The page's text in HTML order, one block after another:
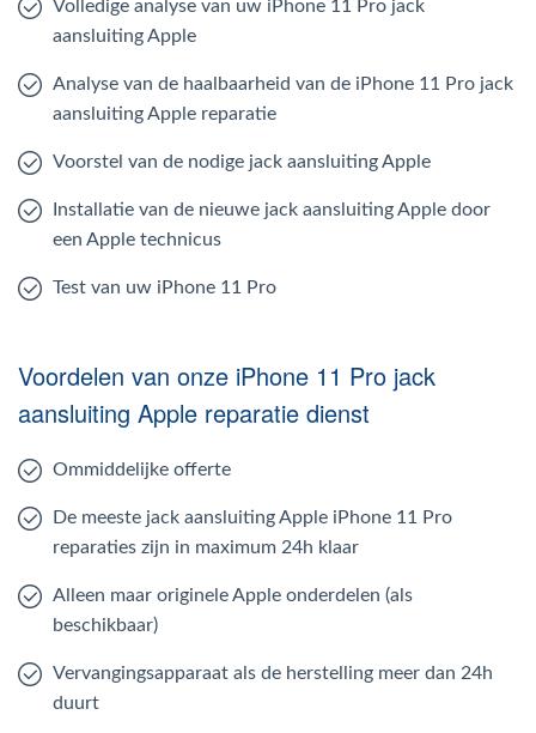
Volledige analyse van uw iPhone 11 Pro jack
aansluiting Apple
Analyse van de haalbaarheid van de iPhone 11 Pro jack
aansluiting Apple reparatie
Voorstel van de nodige jack aansluiting Apple
Installatie van de nieuwe jack aansluiting Apple door
een Apple technicus
Test van uw iPhone 11 Pro
Voordelen van onze iPhone 11 Pro jack
aansluiting Apple reparatie dienst
Ommiddelijke offerte
De meeste jack aansluiting Apple iPhone 11 Pro
reparaties zijn in maximum 24h klaar
Alleen maar originele Apple onderdelen (als
beschikbaar)
Vervangingsapparaat als de herstelling meer dan 24h
duurt